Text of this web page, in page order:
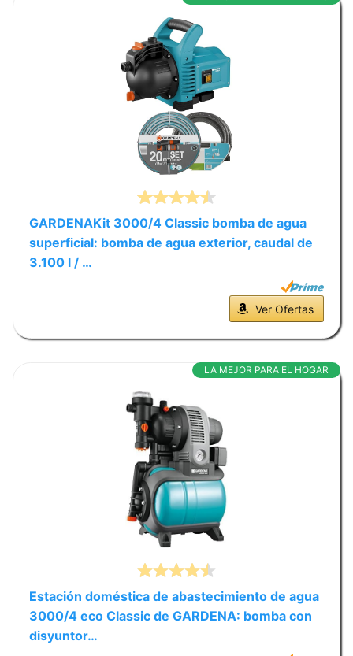
GARDENAKit 3000/4 Classic bomba de agua
superficial: bomba de agua exterior, caudal de
3.100 l / …
Ver Ofertas
LA MEJOR PARA EL HOGAR
Estación doméstica de abastecimiento de agua
3000/4 eco Classic de GARDENA: bomba con
disyuntor…